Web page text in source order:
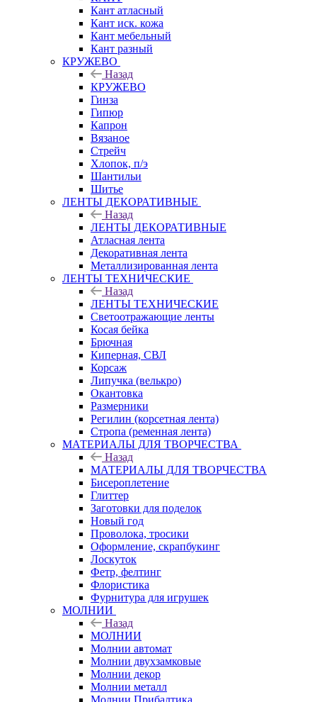
Кант атласный
Кант иск. кожа
Кант мебельный
Кант разный
КРУЖЕВО
Назад
КРУЖЕВО
Гинза
Гипюр
Капрон
Вязаное
Стрейч
Хлопок, п/э
Шантильи
Шитье
ЛЕНТЫ ДЕКОРАТИВНЫЕ
Назад
ЛЕНТЫ ДЕКОРАТИВНЫЕ
Атласная лента
Декоративная лента
Металлизированная лента
ЛЕНТЫ ТЕХНИЧЕСКИЕ
Назад
ЛЕНТЫ ТЕХНИЧЕСКИЕ
Светоотражающие ленты
Косая бейка
Брючная
Киперная, СВЛ
Корсаж
Липучка (велькро)
Окантовка
Размерники
Регилин (корсетная лента)
Стропа (ременная лента)
МАТЕРИАЛЫ ДЛЯ ТВОРЧЕСТВА
Назад
МАТЕРИАЛЫ ДЛЯ ТВОРЧЕСТВА
Бисероплетение
Глиттер
Заготовки для поделок
Новый год
Проволока, тросики
Оформление, скрапбукинг
Лоскуток
Фетр, фелтинг
Флористика
Фурнитура для игрушек
МОЛНИИ
Назад
МОЛНИИ
Молнии автомат
Молнии двухзамковые
Молнии декор
Молнии металл
Молнии Прибалтика